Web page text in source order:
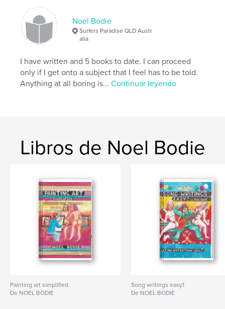
Palabras clave
Entertainment , Laughter
Noel Bodie
Surfers Paradise QLD Austr
alia
I have written and 5 books to date. I can proceed
only if I get onto a subject that I feel has to be told.
Anything at all boring is...Continuar leyendo
Libros de Noel Bodie
Painting art simplified
De NOEL BODIE
Song writings easy1
De NOEL BODIE